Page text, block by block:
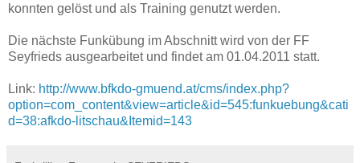
konnten gelöst und als Training genutzt werden.
Die nächste Funkübung im Abschnitt wird von der FF
Seyfrieds ausgearbeitet und findet am 01.04.2011 statt.
Link: http://www.bfkdo-gmuend.at/cms/index.php?
option=com_content&view=article&id=545:funkuebung&cati
d=38:afkdo-litschau&Itemid=143